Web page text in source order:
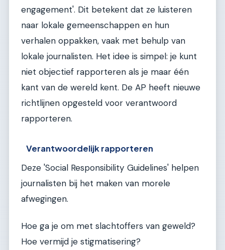
engagement'. Dit betekent dat ze luisteren
naar lokale gemeenschappen en hun
verhalen oppakken, vaak met behulp van
lokale journalisten. Het idee is simpel: je kunt
niet objectief rapporteren als je maar één
kant van de wereld kent. De AP heeft nieuwe
richtlijnen opgesteld voor verantwoord
rapporteren.
Verantwoordelijk rapporteren
Deze 'Social Responsibility Guidelines' helpen
journalisten bij het maken van morele
afwegingen.
Hoe ga je om met slachtoffers van geweld?
Hoe vermijd je stigmatisering?